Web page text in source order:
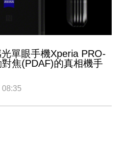
單眼手機Xperia PRO-
焦(PDAF)的真相機手
08:35